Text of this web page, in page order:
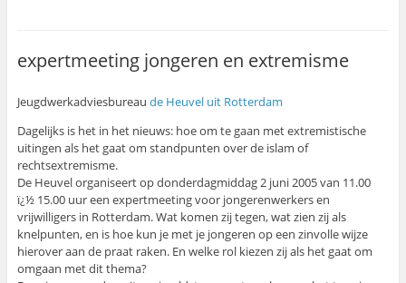
expertmeeting jongeren en extremisme
Jeugdwerkadviesbureau de Heuvel uit Rotterdam
Dagelijks is het in het nieuws: hoe om te gaan met extremistische
uitingen als het gaat om standpunten over de islam of
rechtsextremisme.
De Heuvel organiseert op donderdagmiddag 2 juni 2005 van 11.00
ï¿½ 15.00 uur een expertmeeting voor jongerenwerkers en
vrijwilligers in Rotterdam. Wat komen zij tegen, wat zien zij als
knelpunten, en is hoe kun je met je jongeren op een zinvolle wijze
hierover aan de praat raken. En welke rol kiezen zij als het gaat om
omgaan met dit thema?